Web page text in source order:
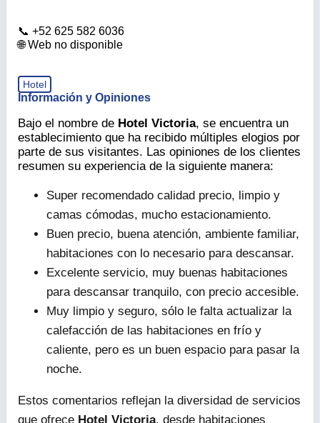
+52 625 582 6036
Web no disponible
Hotel
Información y Opiniones
Bajo el nombre de Hotel Victoria, se encuentra un
establecimiento que ha recibido múltiples elogios por
parte de sus visitantes. Las opiniones de los clientes
resumen su experiencia de la siguiente manera:
Super recomendado calidad precio, limpio y
camas cómodas, mucho estacionamiento.
Buen precio, buena atención, ambiente familiar,
habitaciones con lo necesario para descansar.
Excelente servicio, muy buenas habitaciones
para descansar tranquilo, con precio accesible.
Muy limpio y seguro, sólo le falta actualizar la
calefacción de las habitaciones en frío y
caliente, pero es un buen espacio para pasar la
noche.
Estos comentarios reflejan la diversidad de servicios
que ofrece Hotel Victoria, desde habitaciones